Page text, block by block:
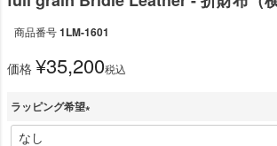
商品番号1LM-1601
価格 ¥35,200税込
ラッピング希望